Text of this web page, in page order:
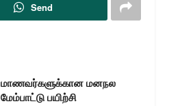
Send
மாணவர்களுக்கான மனநல
மேம்பாட்டு பயிற்சி